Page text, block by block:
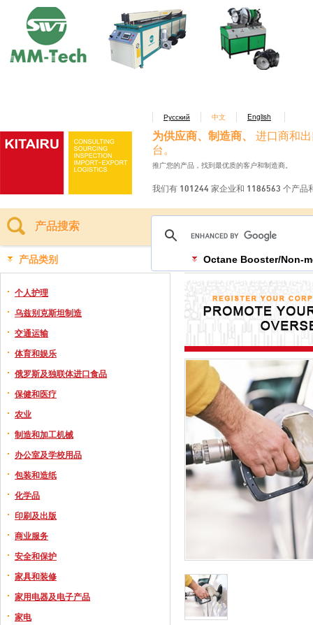
Русский 中文 English
为供应商、制造商、
进口商和
台。
推广您的产品，找到最优质的客户和制造商。
我们有 101244 家企业和 1186563 个产品
产品搜索
产品类别
个人护理
乌兹别克斯坦制造
交通运输
体育和娱乐
俄罗斯及独联体进口食品
保健和医疗
农业
制造和加工机械
办公室及学校用品
包装和造纸
化学品
印刷及出版
商业服务
安全和保护
家具和装修
家用电器及电子产品
家电
Octane Booster/Non-